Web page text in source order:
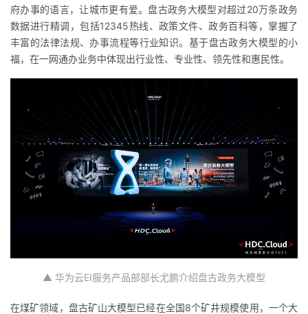
府办事的语言，让城市更有爱。盘古政务大模型对超过20万条政务
数据进行精调，包括12345热线、政策文件、政务百科等，掌握了
丰富的法律法规、办事流程等行业知识。基于盘古政务大模型的小
福，在一网通办业务中体现出行业性、专业性、领先性和惠民性。
▲ 华为云EI服务产品部部长尤鹏介绍盘古政务大模型
在煤矿领域，盘古矿山大模型已经在全国8个矿井规模使用，一个大